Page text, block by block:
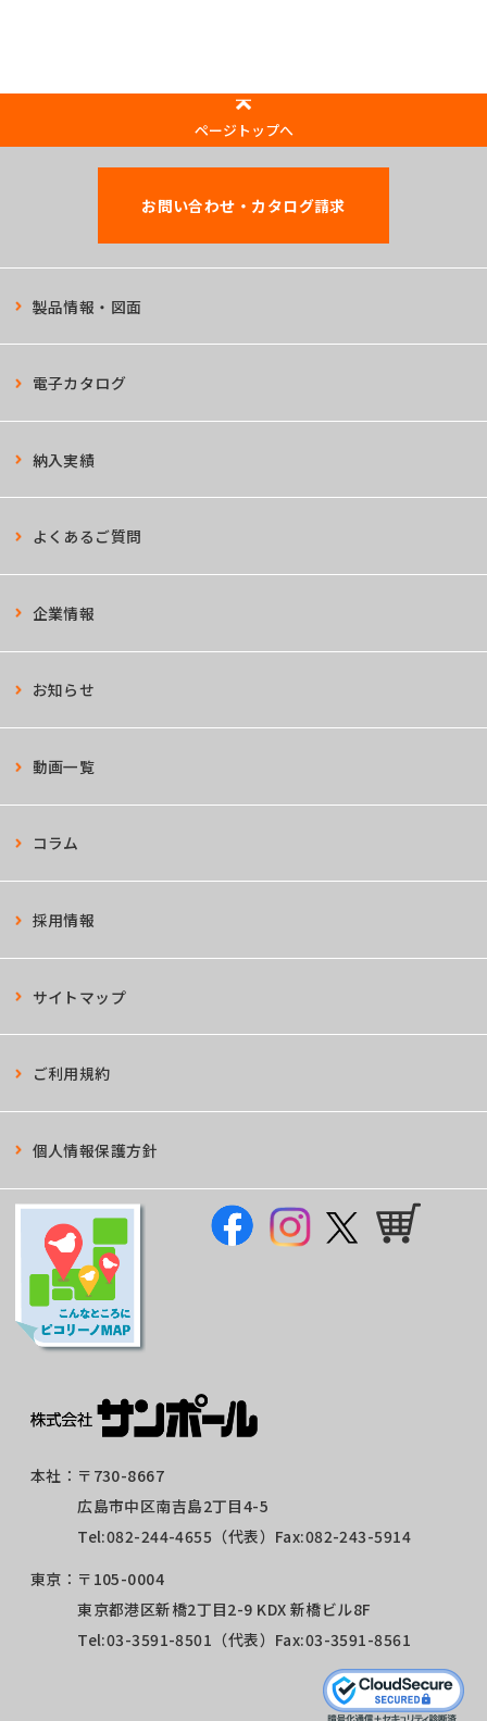
ページトップへ
製品情報・図面
電子カタログ
納入実績
よくあるご質問
お問い合わせ・カタログ請求
企業情報
お知らせ
動画一覧
コラム
採用情報
サイトマップ
ご利用規約
個人情報保護方針
本社： 〒730-8667
広島市中区南吉島2丁目4-5
Tel:082-244-4655 （代表）Fax:082-243-5914
東京： 〒105-0004
東京都港区新橋2丁目2-9 KDX 新橋ビル8F
Tel:03-3591-8501 （代表）Fax:03-3591-8561